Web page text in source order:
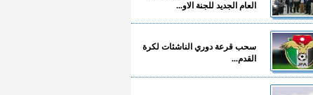
العام الجديد للجنة الاو...
سحب قرعة دوري الناشئات لكرة
القدم...